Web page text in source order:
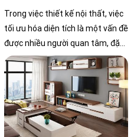
Trong việc thiết kế nội thất, việc
tối ưu hóa diện tích là một vấn đề
được nhiều người quan tâm, đặc
biệt là khi không gian nhà hẹp
hòi. Vì vậy, chúng tôi xin chia sẻ
đến mọi người 5 mẹo tối ưu diện
tích trong thiết kế nội thất, giúp
bạn tận dụng tối đa không gian
sử dụng và tạo ra một không